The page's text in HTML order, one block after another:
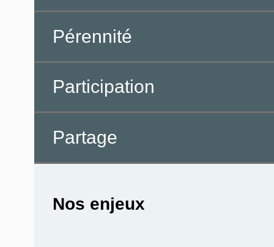
Pérennité
Participation
Partage
Nos enjeux